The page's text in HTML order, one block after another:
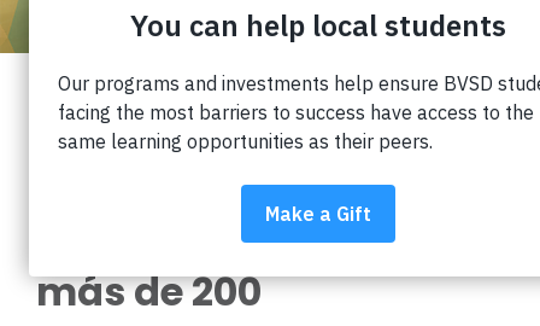
Publicado: 30 de marzo de 2022 |
Cuota:
Comunidad local dona
más de 200